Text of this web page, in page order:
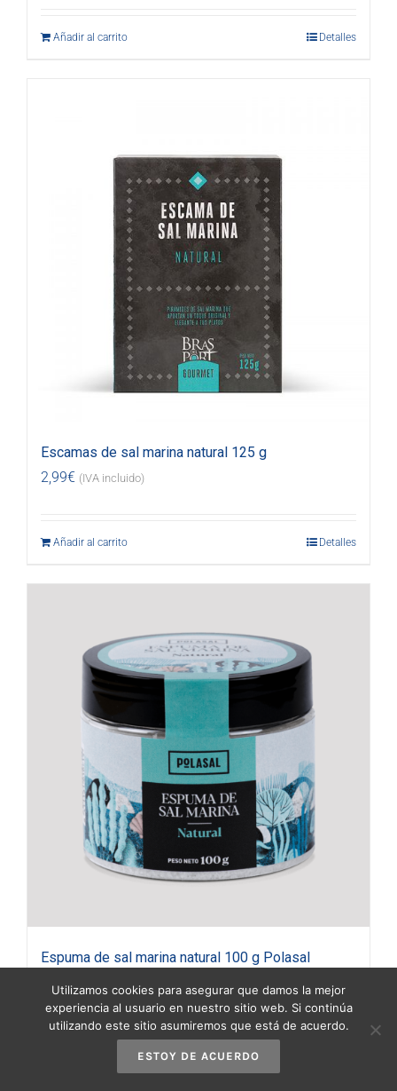
Añadir al carrito Detalles
Escamas de sal marina natural 125 g
2,99€ (IVA incluido)
Añadir al carrito Detalles
Espuma de sal marina natural 100 g Polasal
3,25€ (IVA incluido)
Utilizamos cookies para asegurar que damos la mejor
experiencia al usuario en nuestro sitio web. Si continúa
utilizando este sitio asumiremos que está de acuerdo.
ESTOY DE ACUERDO